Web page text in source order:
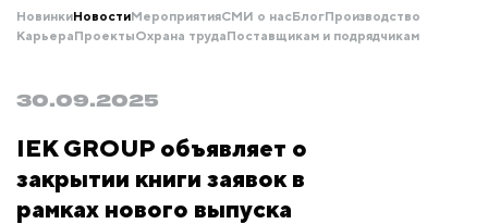
НовинкиНовостиМероприятияСМИ о насБлогПроизводство
КарьераПроектыОхрана трудаПоставщикам и подрядчикам
30.09.2025
IEK GROUP объявляет о
закрытии книги заявок в
рамках нового выпуска